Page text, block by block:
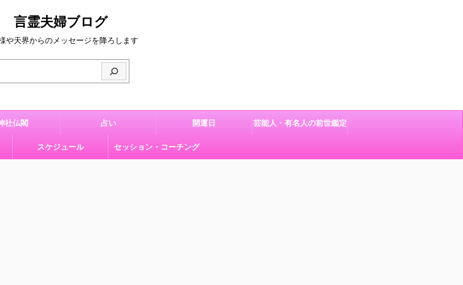
言霊夫婦ブログ
や天界からのメッセージを降ろします
社仏閣 占い 開運日 芸能人・有名人の前世鑑定
スケジュール
セッション・コーチング